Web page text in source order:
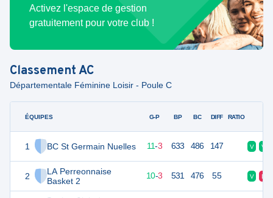
Activez l'espace de gestion
gratuitement pour votre club !
ClassementAC
Départementale Féminine Loisir - Poule C
ÉQUIPES
1 BC St Germain Nuelles
2
LA Perreonnaise
Basket 2
G-P BP BC DIFF RATIO
25 14 11-3 633 486 147 V V
23 10-3 531 476 55 V D